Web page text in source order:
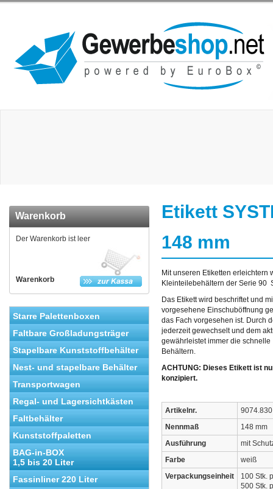
Warenkorb
Warenkorb
Der Warenkorb ist leer
Starre Palettenboxen
Faltbare Großladungsträger
Stapelbare Kunststoffbehälter
Nest- und stapelbare Behälter
Transportwagen
Regal- und Lagersichtkästen
Faltbehälter
Kunststoffpaletten
BAG-in-BOX
1,5 bis 20 Liter
Fassinliner 220 Liter
Etikett
148 mm
Mit unseren Etiketten erleichtern
Kleinteilebehältern der Serie 90
Das Etikett wird beschriftet und
vorgesehene Einschuböffnung
das Fach vorgesehen ist. Durch
jederzeit gewechselt und dem
gewährleistet immer die
Behältern.
ACHTUNG: Dieses Etikett ist
konzipiert.
Artikelnr.
9074.830
Nennmaß
148 mm
Ausführung
mit
Farbe
weiß
Verpackungseinheit
100 Stk.
500 Stk.